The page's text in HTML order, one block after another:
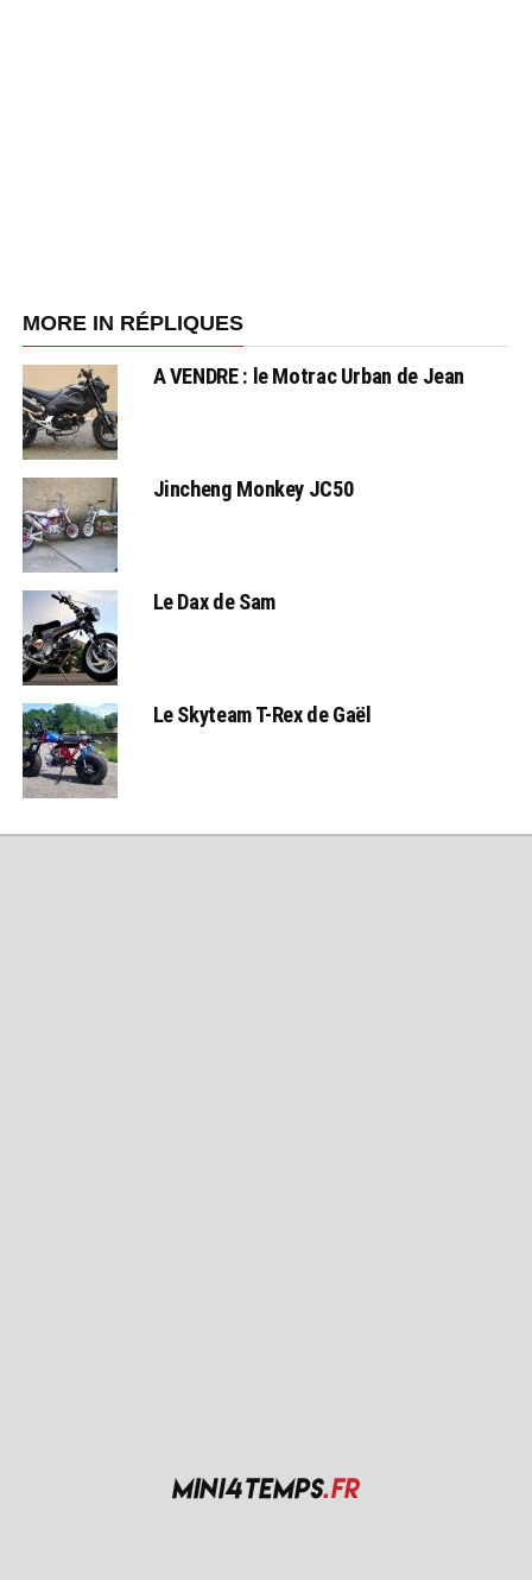
MORE IN RÉPLIQUES
A VENDRE : le Motrac Urban de Jean
Jincheng Monkey JC50
Le Dax de Sam
Le Skyteam T-Rex de Gaël